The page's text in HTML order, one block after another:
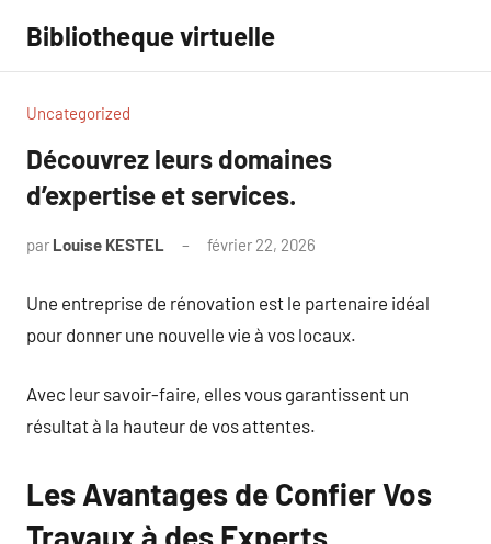
contenu
Bibliotheque virtuelle
Uncategorized
Découvrez leurs domaines
d’expertise et services.
par Louise KESTEL février 22, 2026
Une entreprise de rénovation est le partenaire idéal
pour donner une nouvelle vie à vos locaux.
Avec leur savoir-faire, elles vous garantissent un
résultat à la hauteur de vos attentes.
Les Avantages de Confier Vos
Travaux à des Experts